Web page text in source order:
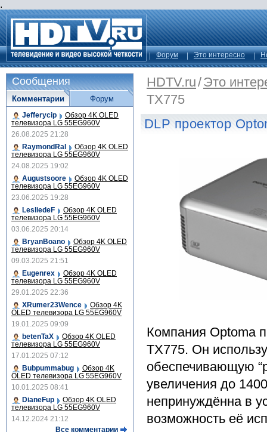
.
Форум Это интересно
HDTV.ru/Это
TX775
DLP проектор
Компания Optoma
TX775. Он
обеспечивающую
увеличения до
непринуждённа в
возможность её
Сообщения
Комментарии
Jefferycip Обзор 4K OLED
телевизора LG 55EG960V
26.08.2025 21:28
RaymondRal
Обзор 4K OLED
телевизора LG 55EG960V
24.08.2025 19:02
Augustsoore
Обзор 4K OLED
телевизора LG 55EG960V
23.06.2025 19:28
LesliedeF
Обзор 4K OLED
телевизора LG 55EG960V
03.06.2025 20:14
BryanBoano
Обзор 4K OLED
телевизора LG 55EG960V
09.03.2025 21:51
Eugenrex
Обзор 4K OLED
телевизора LG 55EG960V
29.01.2025 22:36
XRumer23Wence
Обзор 4K
OLED телевизора LG 55EG960V
19.01.2025 09:09
betenTaX
Обзор 4K OLED
телевизора LG 55EG960V
17.01.2025 07:12
Bubpummabug
Обзор 4K
OLED телевизора LG 55EG960V
10.01.2025 08:41
DianeFup
Обзор 4K OLED
телевизора LG 55EG960V
14.12.2024 21:12
Все комментарии
Форум